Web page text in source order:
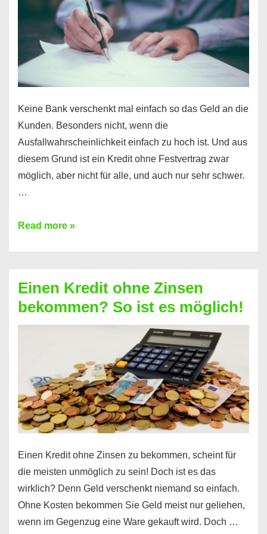
Handy
möglich!
Keine Bank verschenkt mal einfach so das Geld an die
Kunden. Besonders nicht, wenn die
Ausfallwahrscheinlichkeit einfach zu hoch ist. Und aus
diesem Grund ist ein Kredit ohne Festvertrag zwar
möglich, aber nicht für alle, und auch nur sehr schwer.
…
Ist
Festvertrag
für
jeden
erfahren
Sie
es
Read more »
Einen Kredit ohne Zinsen
bekommen? So ist es möglich!
Einen Kredit ohne Zinsen zu bekommen, scheint für
die meisten unmöglich zu sein! Doch ist es das
wirklich? Denn Geld verschenkt niemand so einfach.
Ohne Kosten bekommen Sie Geld meist nur geliehen,
wenn im Gegenzug eine Ware gekauft wird. Doch …